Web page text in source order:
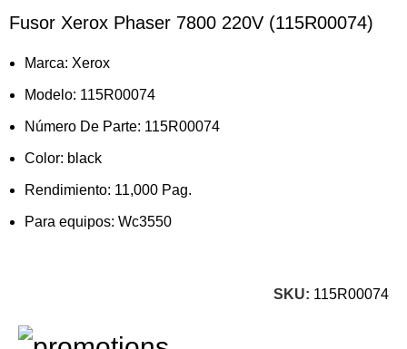
Fusor Xerox Phaser 7800 220V (115R00074)
Marca: Xerox
Modelo: 115R00074
Número De Parte: 115R00074
Color: black
Rendimiento: 11,000 Pag.
Para equipos: Wc3550
SKU: 115R00074